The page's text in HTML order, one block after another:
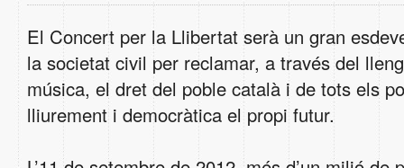
El Concert per la Llibertat serà un gran
la societat civil per reclamar, a través del
música, el dret del poble català i de tots els
lliurement i democràtica el propi futur.